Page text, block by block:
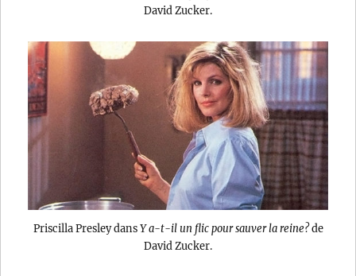
David Zucker.
Priscilla Presley dansY a-t-il un flic pour sauver la reine?de
David Zucker.